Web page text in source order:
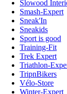
Slowood
Smash-Expert
Sneak'In
Sneakids
Sport is good
Training-Fit
Trek Expert
Triathlon-
TripnBikers
Vélo-Store
Winter-Expert